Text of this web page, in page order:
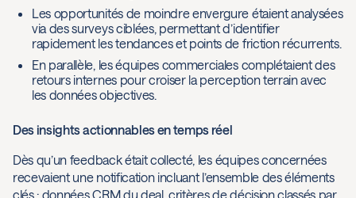
Les opportunités de moindre envergure étaient analysées
via des surveys ciblées, permettant d’identifier
rapidement les tendances et points de friction récurrents.
En parallèle, les équipes commerciales complétaient des
retours internes pour croiser la perception terrain avec
les données objectives.
Des insights actionnables en temps réel
Dès qu’un feedback était collecté, les équipes concernées
recevaient une notification incluant l’ensemble des éléments
clés : données CRM du deal, critères de décision classés par